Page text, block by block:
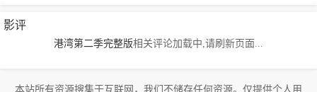
影评
港湾第二季完整版相关评论加载中,请刷新页面...
本站所有资源搜集于互联网，我们不储存任何资源。仅提供个人用